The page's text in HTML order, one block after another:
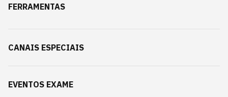
FERRAMENTAS
CANAIS ESPECIAIS
EVENTOS EXAME